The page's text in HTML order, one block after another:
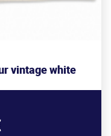
vintage white